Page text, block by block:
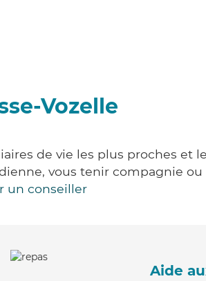
Vozelle
de vie les plus proches et
vous tenir compagnie
un conseiller
Aide